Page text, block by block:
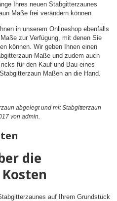
Ihres neuen Stabgitterzaunes
Maße frei verändern können.
in unserem Onlineshop ebenfalls
zur Verfügung, mit denen Sie
können. Wir geben Ihnen einen
Maße und zudem auch
für den Kauf und Bau eines
Maßen an die Hand.
abgelegt und mitStabgitterzaun
von admin
die
auf Ihrem Grundstück